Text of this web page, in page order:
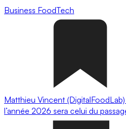
Business FoodTech
Matthieu Vincent
l’année 2026 sera celui du